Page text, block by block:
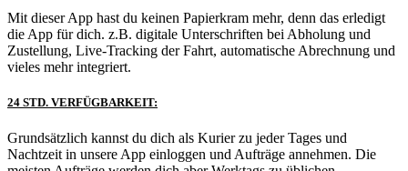
Mit dieser App hast du keinen Papierkram mehr, denn das erledigt
die App für dich. z.B. digitale Unterschriften bei Abholung und
Zustellung, Live-Tracking der Fahrt, automatische Abrechnung und
vieles mehr integriert.
24 STD. VERFÜGBARKEIT:
Grundsätzlich kannst du dich als Kurier zu jeder Tages und
Nachtzeit in unsere App einloggen und Aufträge annehmen. Die